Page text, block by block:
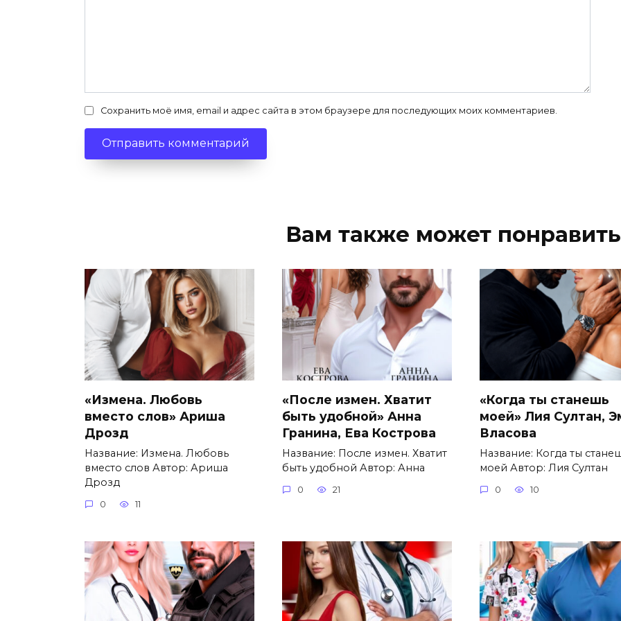
Сохранить моё имя, email и адрес сайта в этом браузере для последующих моих комментариев.
Вам также может
«Измена. Любовь
вместо слов» Ариша
Дрозд
Название: Измена. Любовь
вместо слов Автор: Ариша
Дрозд
0 11
«После измен. Хватит
быть удобной» Анна
Гранина, Ева Кострова
Название: После измен. Хватит
быть удобной Автор: Анна
0 21
«Когда ты станешь
моей» Лия Султан,
Власова
Название: Когда ты
моей Автор: Лия Султан
0 10